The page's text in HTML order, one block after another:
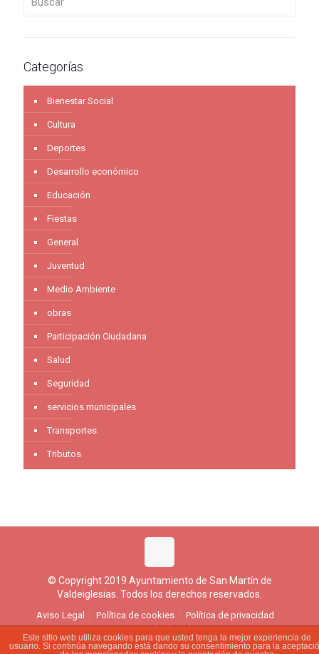
Categorías
Bienestar Social
Cultura
Deportes
Desarrollo económico
Educación
Fiestas
General
Juventud
Medio Ambiente
obras
Participación Ciudadana
Salud
Seguridad
servicios municipales
Transportes
Tributos
© Copyright 2019 Ayuntamiento de San Martín de
Valdeiglesias. Todos los derechos reservados.
Aviso Legal Política de cookies
Política de privacidad
Ejercicio de derechos
Este sitio web utiliza cookies para que usted tenga la mejor experiencia de
usuario. Si continúa navegando está dando su consentimiento para la